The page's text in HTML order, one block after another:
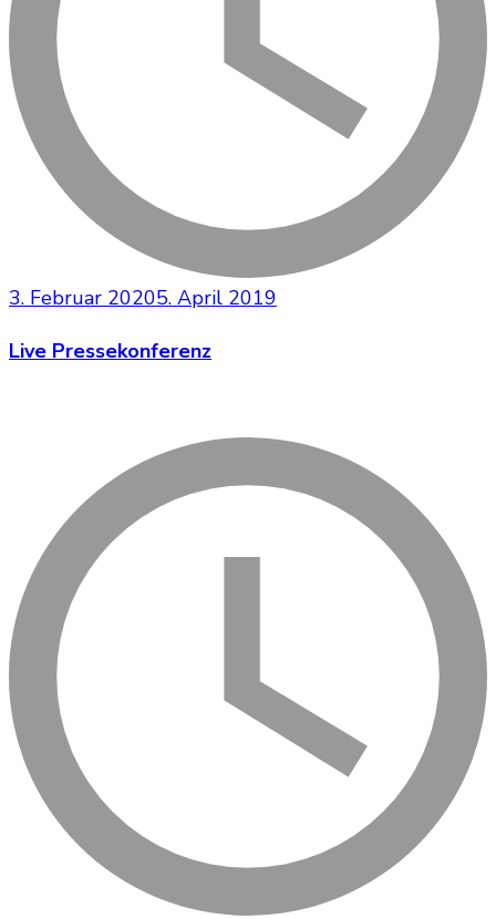
3. Februar 20205. April 2019
Live Pressekonferenz